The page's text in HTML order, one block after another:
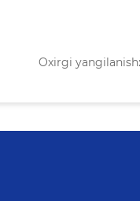
Oxirgi yangilanish: